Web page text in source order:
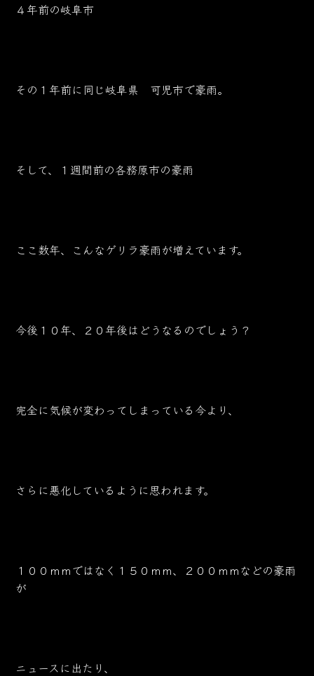
４年前の岐阜市
その１年前に同じ岐阜県 可児市で豪雨。
そして、１週間前の各務原市の豪雨
ここ数年、こんなゲリラ豪雨が増えています。
今後１０年、２０年後はどうなるのでしょう？
完全に気候が変わってしまっている今より、
さらに悪化しているように思われます。
１００ｍｍではなく１５０ｍｍ、２００ｍｍなどの豪雨
が
ニュースに出たり、